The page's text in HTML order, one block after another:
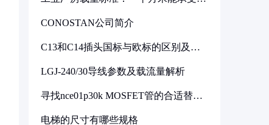
CONOSTAN公司简介
C13和C14插头国标与欧标的区别及其
LGJ-240/30导线参数及载流量解析
寻找nce01p30k MOSFET管的合适替代
电梯的尺寸有哪些规格